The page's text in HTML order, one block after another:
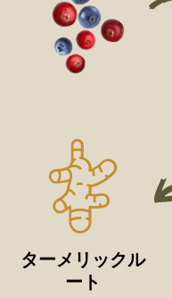
ターメリックル
ート